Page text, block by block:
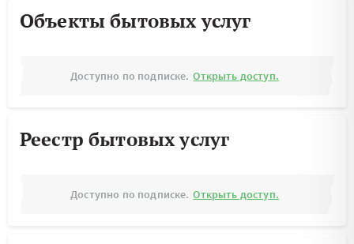
Объекты бытовых услуг
Доступно по подписке. Открыть доступ.
Реестр бытовых услуг
Доступно по подписке. Открыть доступ.